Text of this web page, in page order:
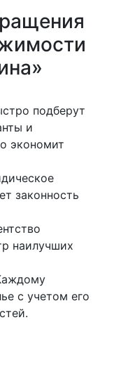
подберут
и
экономит
законность
наилучших
с учетом его